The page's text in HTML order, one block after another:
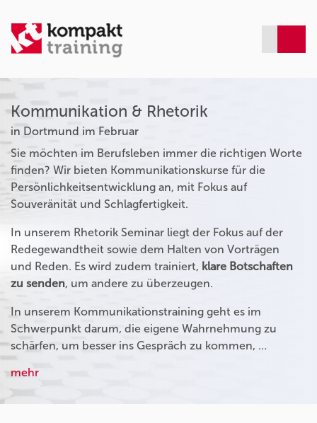
Kommunikation & Rhetorik
in Dortmund im Februar
Sie möchten im Berufsleben immer die richtigen Worte
finden? Wir bieten Kommunikationskurse für die
Persönlichkeitsentwicklung an, mit Fokus auf
Souveränität und Schlagfertigkeit.
In unserem Rhetorik Seminar liegt der Fokus auf der
Redegewandtheit sowie dem Halten von Vorträgen
und Reden. Es wird zudem trainiert, klare Botschaften
zu senden, um andere zu überzeugen.
In unserem Kommunikationstraining geht es im
Schwerpunkt darum, die eigene Wahrnehmung zu
schärfen, um besser ins Gespräch zu kommen, …
mehr